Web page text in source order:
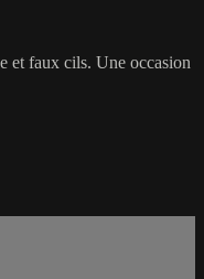
et faux cils. Une occasion